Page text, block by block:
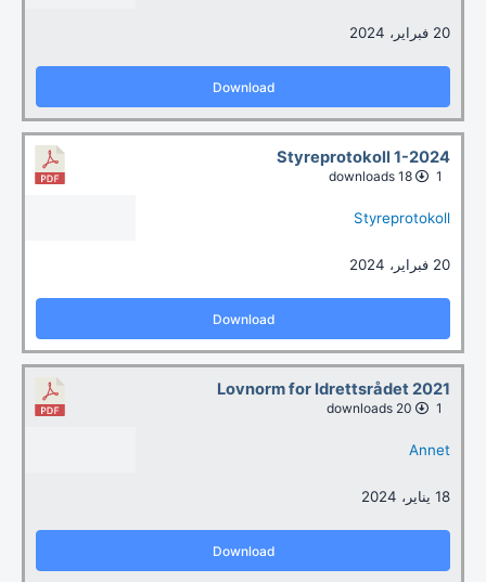
20 فبراير، 2024
Download
Styreprotokoll 1-2024
1
18 downloads
Styreprotokoll
20 فبراير، 2024
Download
Lovnorm for Idrettsrådet 2021
1
Annet
18 يناير، 2024
Download